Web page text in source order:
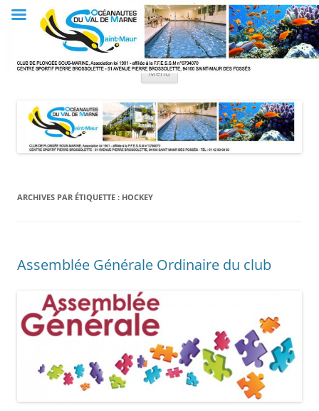
Club OVM
Les Océanautes du Val de Marne
Menu
ARCHIVES PAR ÉTIQUETTE : HOCKEY
Assemblée Générale Ordinaire du club